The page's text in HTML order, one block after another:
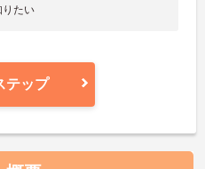
りたい
テップ